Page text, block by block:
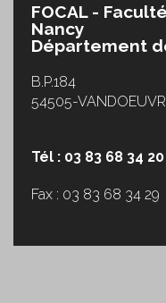
FOCAL -
Nancy
Département
B.P.184
54505-
Tél : 03 83 68 34 20
Fax : 03 83 68 34 29